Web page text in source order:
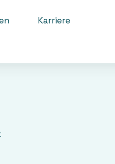
Karriere